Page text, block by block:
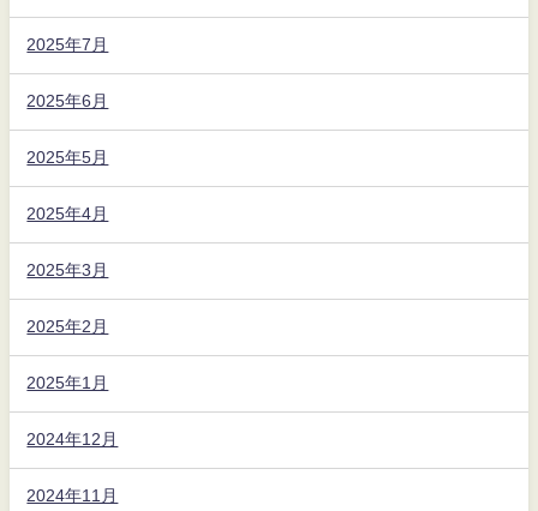
2025年7月
2025年6月
2025年5月
2025年4月
2025年3月
2025年2月
2025年1月
2024年12月
2024年11月